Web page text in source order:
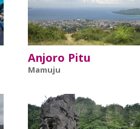
Anjoro Pitu
Mamuju